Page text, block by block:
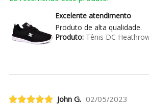
Excelente atendimento
Produto de alta qualidade.
Produto:Tênis DC
John G. 02/05/2023